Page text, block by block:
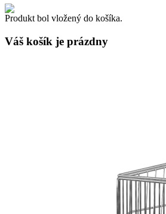
Produkt bol vložený do košíka.
Váš košík je prázdny